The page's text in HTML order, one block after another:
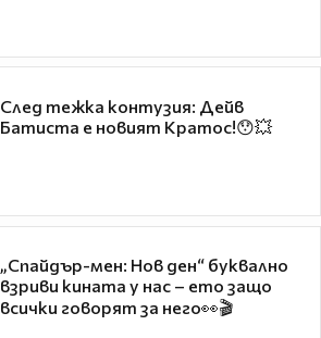
След тежка контузия: Дейв
Батиста е новият Кратос!😯💥
„Спайдър-мен: Нов ден“ буквално
взриви кината у нас – ето защо
всички говорят за него👀🎬